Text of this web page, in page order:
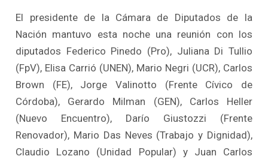
El presidente de la Cámara de Diputados de la
Nación mantuvo esta noche una reunión con los
diputados Federico Pinedo (Pro), Juliana Di Tullio
(FpV), Elisa Carrió (UNEN), Mario Negri (UCR), Carlos
Brown (FE), Jorge Valinotto (Frente Cívico de
Córdoba), Gerardo Milman (GEN), Carlos Heller
(Nuevo Encuentro), Darío Giustozzi (Frente
Renovador), Mario Das Neves (Trabajo y Dignidad),
Claudio Lozano (Unidad Popular) y Juan Carlos